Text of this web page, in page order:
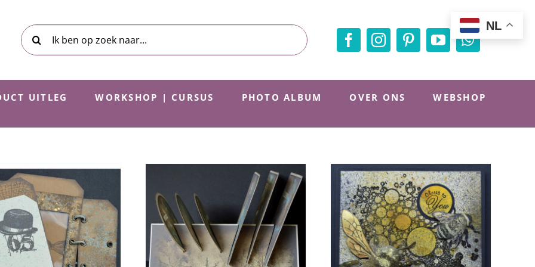
Zoeken
naar:
UITLEG WORKSHOP | CURSUS PHOTO ALBUM OVER ONS WEBSHOP
ATC rack
Inspiratie Blog Proud Bee
Inspiratie Blog
NL